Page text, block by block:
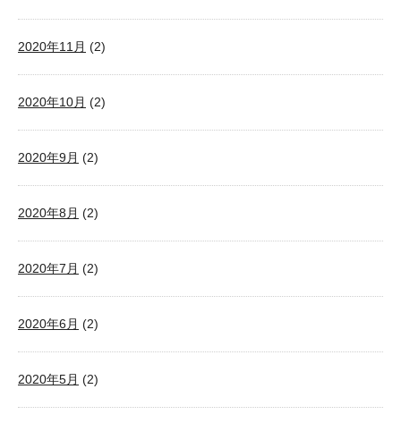
2020年11月 (2)
2020年10月 (2)
2020年9月 (2)
2020年8月 (2)
2020年7月 (2)
2020年6月 (2)
2020年5月 (2)